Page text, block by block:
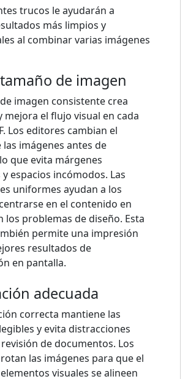
trucos le ayudarán a
más limpios y
al combinar varias imágenes
de imagen
imagen consistente crea
mejora el flujo visual en cada
Los editores cambian el
imágenes antes de
que evita márgenes
espacios incómodos. Las
uniformes ayudan a los
en el contenido en
los problemas de diseño. Esta
permite una impresión
resultados de
en pantalla.
adecuada
correcta mantiene las
y evita distracciones
de documentos. Los
las imágenes para que el
visuales se alineen